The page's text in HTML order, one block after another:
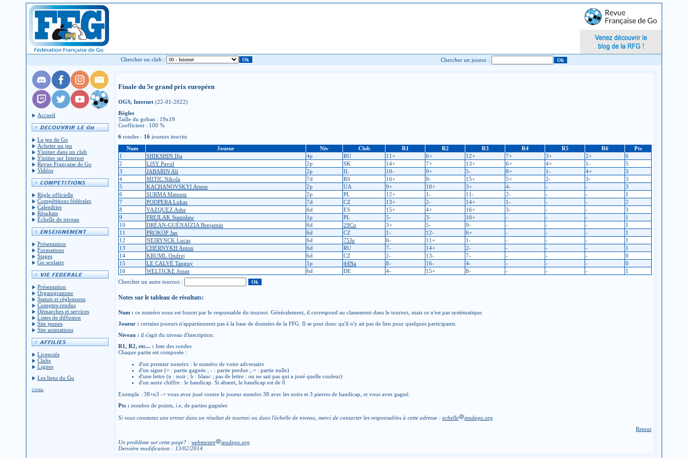
Chercher un club : Chercher un joueur :
Accueil
Le jeu de Go
Acheter un jeu
S'initier dans un club
S'initier sur Internet
Revue Française de Go
Vidéos
Règle officielle
Compétitions fédérales
Calendrier
Résultats
Échelle de niveau
Présentation
Formations
Stages
Go scolaire
Présentation
Organigramme
Statuts et réglements
Comptes-rendus
Démarches et services
Listes de diffusion
Site jeunes
Site animations
Licenciés
Clubs
Ligues
Les liens du Go
Crédits
Finale du 5e grand prix européen
OGS, Internet (22-01-2022)
Règles
Taille du goban : 19x19
Coefficient : 100 %
6 rondes - 16 joueurs inscrits
Num
Joueur Niv Club R1 R2 R3 R4 R5 R6
Pts
1
SHIKSHIN Ilja 4p RU 11+ 6+ 12+ 7+ 3+ 2+
6
2
LISY Pavol 2p SK 14+ 7+ 13+ 6+ 4+ 1-
5
3
JABARIN Ali 2p IL 10- 9+ 5- 8+ 1- 4+
3
4
MITIC Nikola 7d RS 16+ 8- 15+ 5+ 2- 3-
3
5
KACHANOVSKYI Artem 2p UA 9+ 10+ 3+ 4- - -
3
6
SURMA Mateusz 2p PL 12+ 1- 11- 2- - -
1
7
PODPERA Lukas 7d CZ 13+ 2- 14+ 1- - -
2
8
VAZQUEZ Ashe 6d ES 15+ 4+ 16+ 3- - -
3
9
FREJLAK Stanislaw 1p PL 5- 3- 10+ - - -
1
10
DRÉAN-GUÉNAÏZIA Benjamin 6d 29Co 3+ 5- 9- - - -
1
11
PROKOP Jan 6d CZ 1- 12- 6+ - - -
1
12
NEIRYNCK Lucas 6d 75Ju 6- 11+ 1- - - -
1
13
CHERNYKH Anton 6d RU 7- 14+ 2- - - -
1
14
KRUML Ondrej 6d CZ 2- 13- 7- - - -
0
15
LE CALVÉ Tanguy 1p 44Na 8- 16- 4- - - -
0
16
WELTICKE Jonas 6d DE 4- 15+ 8- - - -
1
Chercher un autre tournoi :
Notes sur le tableau de résultats:
Num : ce numéro nous est fourni par le responsable du tournoi. Généralement, il correspond au classement dans le tournoi, mais ce n'est pas systématique.
Joueur : certains joueurs n'appartiennent pas à la base de données de la FFG. Il se peut donc qu'il n'y ait pas de lien pour quelques participants.
Niveau : il s'agit du niveau d'inscription.
R1, R2, etc... : liste des rondes
Chaque partie est composée :
d'un premier numéro : le numéro de votre adversaire
d'un signe (+ : partie gagnée ; - : partie perdue ; = : partie nulle)
d'une lettre (n : noir ; b : blanc ; pas de lettre : on ne sait pas qui a joué quelle couleur)
d'un autre chiffre : le handicap. Si absent, le handicap est de 0
Exemple : 38+n3 -> vous avez joué contre le joueur numéro 38 avec les noirs et 3 pierres de handicap, et vous avez gagné.
Pts : nombre de points, i.e , de parties gagnées
Si vous constatez une erreur dans un résultat de tournoi ou dans l'échelle de niveau, merci de contacter les responsables à cette adresse : echelle
jeudego.org
Retour
Un problème sur cette page? : webmestre
jeudego.org
Dernière modification : 13/02/2014